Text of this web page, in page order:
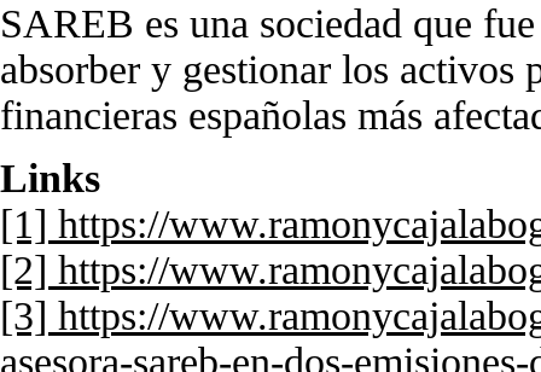
SAREB es una sociedad que
absorber y gestionar los activos
financieras españolas más
Links
[1] https://
[2] https://
[3] https://
asesora-sareb-en-dos-